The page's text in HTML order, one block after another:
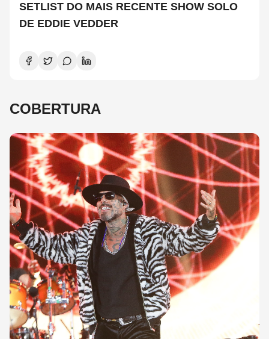
SETLIST DO MAIS RECENTE SHOW SOLO
DE EDDIE VEDDER
COBERTURA